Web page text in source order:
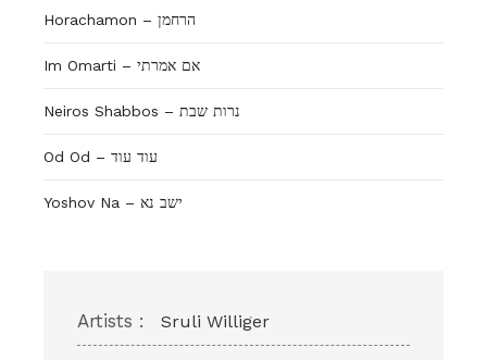
Horachamon – הרחמן
Im Omarti – אם אמרתי
Neiros Shabbos – נרות שבת
Od Od – עוד עוד
Yoshov Na – ישב נא
Artists : Sruli Williger